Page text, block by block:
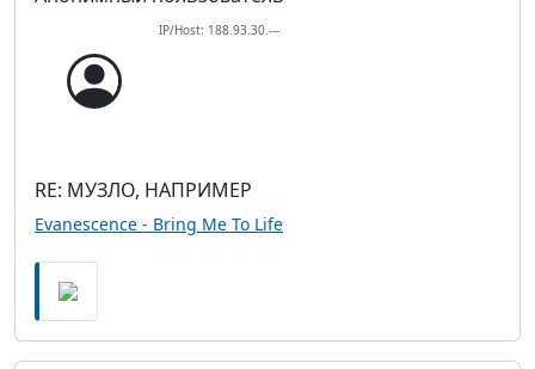
IP/Host: 188.93.30.---
RE: МУЗЛО, НАПРИМЕР
Evanescence - Bring Me To Life